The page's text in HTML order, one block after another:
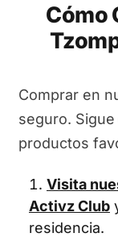
Cómo
Comprar en
seguro.
productos
Visita
Activz Club
residencia.